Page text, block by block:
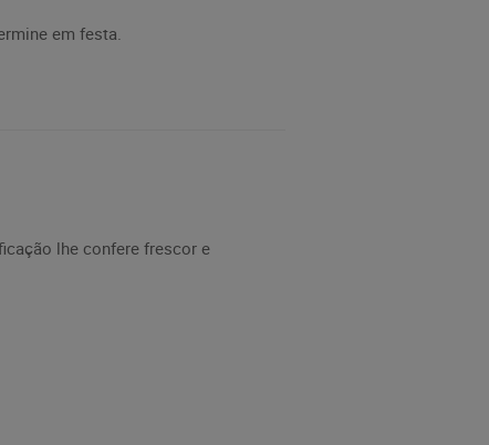
em festa.
lhe confere frescor e